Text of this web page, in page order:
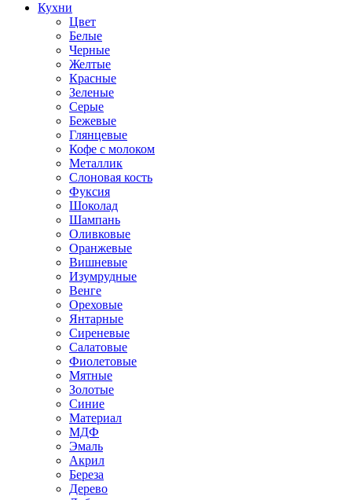
Кухни
Цвет
Белые
Черные
Желтые
Красные
Зеленые
Серые
Бежевые
Глянцевые
Кофе с молоком
Металлик
Слоновая кость
Фуксия
Шоколад
Шампань
Оливковые
Оранжевые
Вишневые
Изумрудные
Венге
Ореховые
Янтарные
Сиреневые
Салатовые
Фиолетовые
Мятные
Золотые
Синие
Материал
МДФ
Эмаль
Акрил
Береза
Дерево